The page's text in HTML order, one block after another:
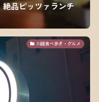
絶品ピッツァランチ
川越食べ歩き・グルメ